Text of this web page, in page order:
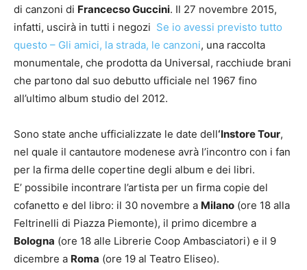
di canzoni di Francecso Guccini. Il 27 novembre 2015,
infatti, uscirà in tutti i negozi Se io avessi previsto tutto
questo – Gli amici, la strada, le canzoni, una raccolta
monumentale, che prodotta da Universal, racchiude brani
che partono dal suo debutto ufficiale nel 1967 fino
all’ultimo album studio del 2012.
Sono state anche ufficializzate le date dell‘Instore Tour,
nel quale il cantautore modenese avrà l’incontro con i fan
per la firma delle copertine degli album e dei libri.
E’ possibile incontrare l’artista per un firma copie del
cofanetto e del libro: il 30 novembre a Milano (ore 18 alla
Feltrinelli di Piazza Piemonte), il primo dicembre a
Bologna (ore 18 alle Librerie Coop Ambasciatori) e il 9
dicembre a Roma (ore 19 al Teatro Eliseo).